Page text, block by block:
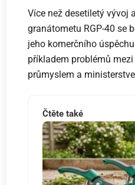
Více než desetiletý vývoj
granátometu RGP-40 se
jeho komerčního
příkladem problémů
průmyslem a
Čtěte také